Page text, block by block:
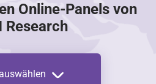
Online-Panels von
Research